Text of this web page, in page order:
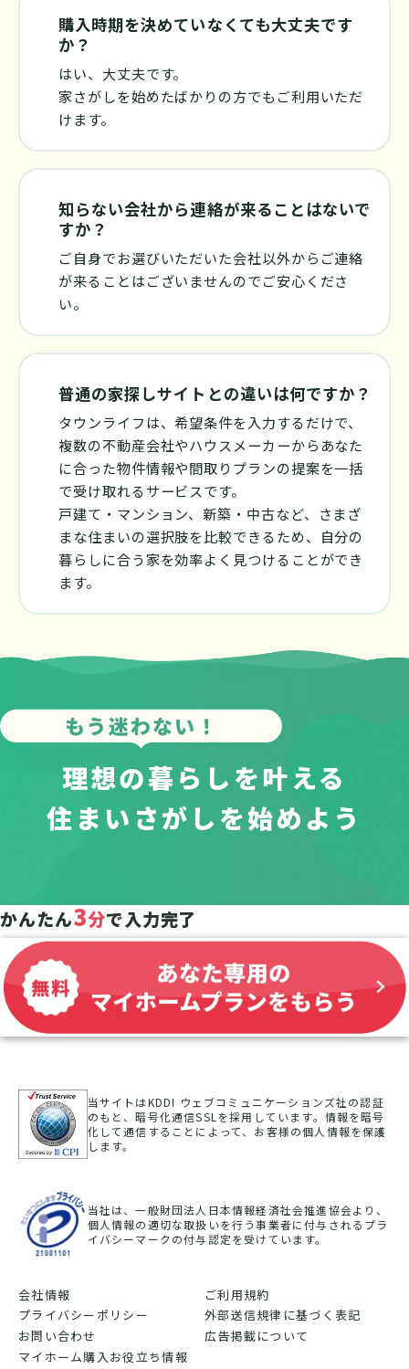
購入時期を決めていなくても大丈夫です
か？
はい、大丈夫です。
家さがしを始めたばかりの方でもご利用いただ
けます。
知らない会社から連絡が来ることはないで
すか？
ご自身でお選びいただいた会社以外からご連絡
が来ることはございませんのでご安心くださ
い。
普通の家探しサイトとの違いは何ですか？
タウンライフは、希望条件を入力するだけで、
複数の不動産会社やハウスメーカーからあなた
に合った物件情報や間取りプランの提案を一括
で受け取れるサービスです。
戸建て・マンション、新築・中古など、さまざ
まな住まいの選択肢を比較できるため、自分の
暮らしに合う家を効率よく見つけることができ
ます。
理想の暮らしを叶える
住まいさがしを始めよう
かんたん3分で入力完了
当サイトはKDDI ウェブコミュニケーションズ社の認証
のもと、暗号化通信SSLを採用しています。情報を暗号
化して通信することによって、お客様の個人情報を保護
します。
当社は、一般財団法人日本情報経済社会推進協会より、
個人情報の適切な取扱いを行う事業者に付与されるプラ
イバシーマークの付与認定を受けています。
会社情報
ご利用規約
プライバシーポリシー
外部送信規律に基づく表記
お問い合わせ
広告掲載について
マイホーム購入お役立ち情報